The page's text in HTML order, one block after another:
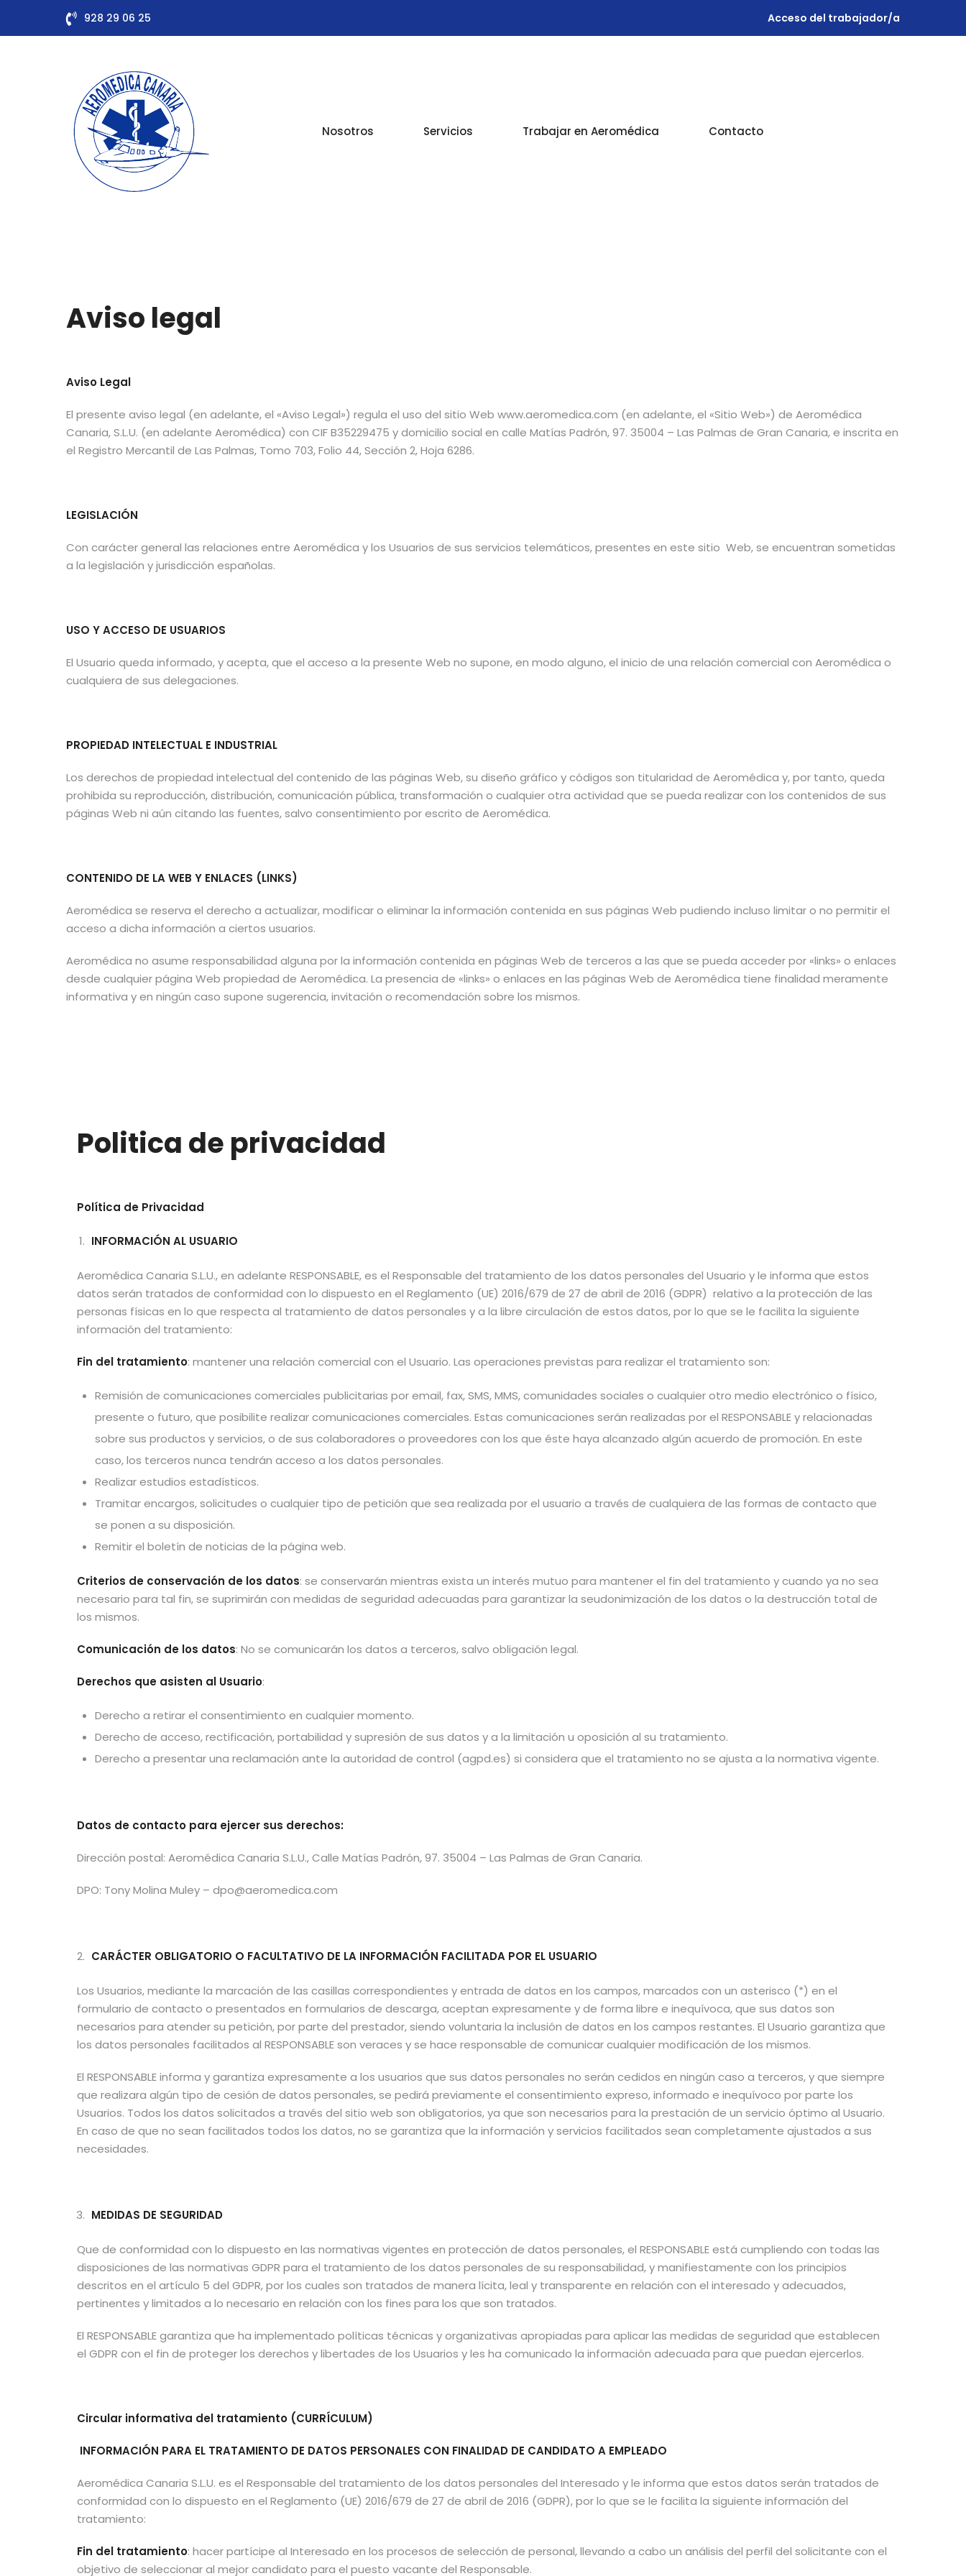
928 29 06 25 Acceso del trabajador/a
Nosotros Servicios Trabajar en Aeromédica Contacto
Aviso legal
Aviso Legal
El presente aviso legal (en adelante, el «Aviso Legal») regula el uso del sitio Web www.aeromedica.com (en adelante, el «Sitio Web») de Aeromédica
Canaria, S.L.U. (en adelante Aeromédica) con CIF B35229475 y domicilio social en calle Matías Padrón, 97. 35004 – Las Palmas de Gran Canaria, e inscrita en
el Registro Mercantil de Las Palmas, Tomo 703, Folio 44, Sección 2, Hoja 6286.
LEGISLACIÓN
Con carácter general las relaciones entre Aeromédica y los Usuarios de sus servicios telemáticos, presentes en este sitio Web, se encuentran sometidas
a la legislación y jurisdicción españolas.
USO Y ACCESO DE USUARIOS
El Usuario queda informado, y acepta, que el acceso a la presente Web no supone, en modo alguno, el inicio de una relación comercial con Aeromédica o
cualquiera de sus delegaciones.
PROPIEDAD INTELECTUAL E INDUSTRIAL
Los derechos de propiedad intelectual del contenido de las páginas Web, su diseño gráfico y códigos son titularidad de Aeromédica y, por tanto, queda
prohibida su reproducción, distribución, comunicación pública, transformación o cualquier otra actividad que se pueda realizar con los contenidos de sus
páginas Web ni aún citando las fuentes, salvo consentimiento por escrito de Aeromédica.
CONTENIDO DE LA WEB Y ENLACES (LINKS)
Aeromédica se reserva el derecho a actualizar, modificar o eliminar la información contenida en sus páginas Web pudiendo incluso limitar o no permitir el
acceso a dicha información a ciertos usuarios.
Aeromédica no asume responsabilidad alguna por la información contenida en páginas Web de terceros a las que se pueda acceder por «links» o enlaces
desde cualquier página Web propiedad de Aeromédica. La presencia de «links» o enlaces en las páginas Web de Aeromédica tiene finalidad meramente
informativa y en ningún caso supone sugerencia, invitación o recomendación sobre los mismos.
Politica de privacidad
Política de Privacidad
INFORMACIÓN AL USUARIO
Aeromédica Canaria S.L.U., en adelante RESPONSABLE, es el Responsable del tratamiento de los datos personales del Usuario y le informa que estos
datos serán tratados de conformidad con lo dispuesto en el Reglamento (UE) 2016/679 de 27 de abril de 2016 (GDPR) relativo a la protección de las
personas físicas en lo que respecta al tratamiento de datos personales y a la libre circulación de estos datos, por lo que se le facilita la siguiente
información del tratamiento:
Fin del tratamiento: mantener una relación comercial con el Usuario. Las operaciones previstas para realizar el tratamiento son:
Remisión de comunicaciones comerciales publicitarias por email, fax, SMS, MMS, comunidades sociales o cualquier otro medio electrónico o físico,
presente o futuro, que posibilite realizar comunicaciones comerciales. Estas comunicaciones serán realizadas por el RESPONSABLE y relacionadas
sobre sus productos y servicios, o de sus colaboradores o proveedores con los que éste haya alcanzado algún acuerdo de promoción. En este
caso, los terceros nunca tendrán acceso a los datos personales.
Realizar estudios estadísticos.
Tramitar encargos, solicitudes o cualquier tipo de petición que sea realizada por el usuario a través de cualquiera de las formas de contacto que
se ponen a su disposición.
Remitir el boletín de noticias de la página web.
Criterios de conservación de los datos: se conservarán mientras exista un interés mutuo para mantener el fin del tratamiento y cuando ya no sea
necesario para tal fin, se suprimirán con medidas de seguridad adecuadas para garantizar la seudonimización de los datos o la destrucción total de
los mismos.
Comunicación de los datos: No se comunicarán los datos a terceros, salvo obligación legal.
Derechos que asisten al Usuario:
Derecho a retirar el consentimiento en cualquier momento.
Derecho de acceso, rectificación, portabilidad y supresión de sus datos y a la limitación u oposición al su tratamiento.
Derecho a presentar una reclamación ante la autoridad de control (agpd.es) si considera que el tratamiento no se ajusta a la normativa vigente.
Datos de contacto para ejercer sus derechos:
Dirección postal: Aeromédica Canaria S.L.U., Calle Matías Padrón, 97. 35004 – Las Palmas de Gran Canaria.
DPO: Tony Molina Muley – dpo@aeromedica.com
CARÁCTER OBLIGATORIO O FACULTATIVO DE LA INFORMACIÓN FACILITADA POR EL USUARIO
Los Usuarios, mediante la marcación de las casillas correspondientes y entrada de datos en los campos, marcados con un asterisco (*) en el
formulario de contacto o presentados en formularios de descarga, aceptan expresamente y de forma libre e inequívoca, que sus datos son
necesarios para atender su petición, por parte del prestador, siendo voluntaria la inclusión de datos en los campos restantes. El Usuario garantiza que
los datos personales facilitados al RESPONSABLE son veraces y se hace responsable de comunicar cualquier modificación de los mismos.
El RESPONSABLE informa y garantiza expresamente a los usuarios que sus datos personales no serán cedidos en ningún caso a terceros, y que siempre
que realizara algún tipo de cesión de datos personales, se pedirá previamente el consentimiento expreso, informado e inequívoco por parte los
Usuarios. Todos los datos solicitados a través del sitio web son obligatorios, ya que son necesarios para la prestación de un servicio óptimo al Usuario.
En caso de que no sean facilitados todos los datos, no se garantiza que la información y servicios facilitados sean completamente ajustados a sus
necesidades.
MEDIDAS DE SEGURIDAD
Que de conformidad con lo dispuesto en las normativas vigentes en protección de datos personales, el RESPONSABLE está cumpliendo con todas las
disposiciones de las normativas GDPR para el tratamiento de los datos personales de su responsabilidad, y manifiestamente con los principios
descritos en el artículo 5 del GDPR, por los cuales son tratados de manera lícita, leal y transparente en relación con el interesado y adecuados,
pertinentes y limitados a lo necesario en relación con los fines para los que son tratados.
El RESPONSABLE garantiza que ha implementado políticas técnicas y organizativas apropiadas para aplicar las medidas de seguridad que establecen
el GDPR con el fin de proteger los derechos y libertades de los Usuarios y les ha comunicado la información adecuada para que puedan ejercerlos.
Circular informativa del tratamiento (CURRÍCULUM)
INFORMACIÓN PARA EL TRATAMIENTO DE DATOS PERSONALES CON FINALIDAD DE CANDIDATO A EMPLEADO
Aeromédica Canaria S.L.U. es el Responsable del tratamiento de los datos personales del Interesado y le informa que estos datos serán tratados de
conformidad con lo dispuesto en el Reglamento (UE) 2016/679 de 27 de abril de 2016 (GDPR), por lo que se le facilita la siguiente información del
tratamiento:
Fin del tratamiento: hacer partícipe al Interesado en los procesos de selección de personal, llevando a cabo un análisis del perfil del solicitante con el
objetivo de seleccionar al mejor candidato para el puesto vacante del Responsable.